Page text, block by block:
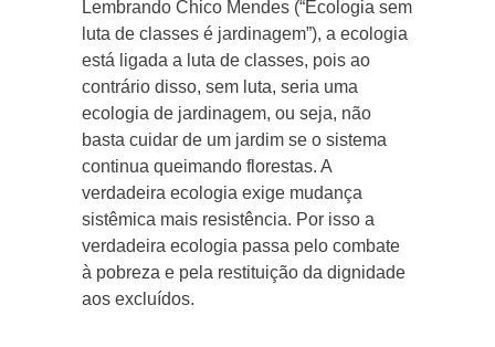
Lembrando Chico Mendes (“Ecologia sem
luta de classes é jardinagem”), a ecologia
está ligada a luta de classes, pois ao
contrário disso, sem luta, seria uma
ecologia de jardinagem, ou seja, não
basta cuidar de um jardim se o sistema
continua queimando florestas. A
verdadeira ecologia exige mudança
sistêmica mais resistência. Por isso a
verdadeira ecologia passa pelo combate
à pobreza e pela restituição da dignidade
aos excluídos.